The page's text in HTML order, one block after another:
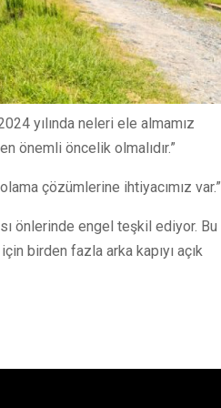
yılında neleri ele almamız
önemli öncelik olmalıdır.”
çözümlerine ihtiyacımız var.”
önlerinde engel teşkil ediyor. Bu
birden fazla arka kapıyı açık